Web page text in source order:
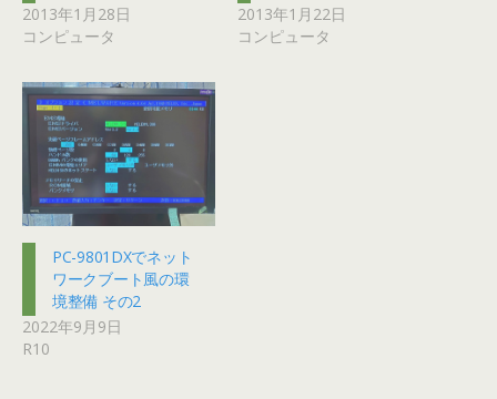
2013年1月28日
コンピュータ
2013年1月22日
コンピュータ
PC-9801DXでネット
ワークブート風の環
境整備 その2
2022年9月9日
R10